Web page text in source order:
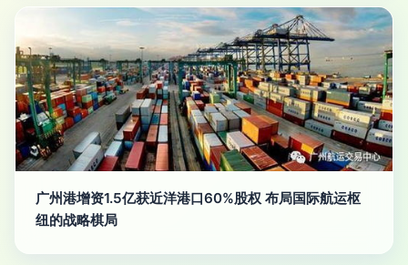
广州港增资1.5亿获近洋港口60%股权 布局国际航运枢
纽的战略棋局